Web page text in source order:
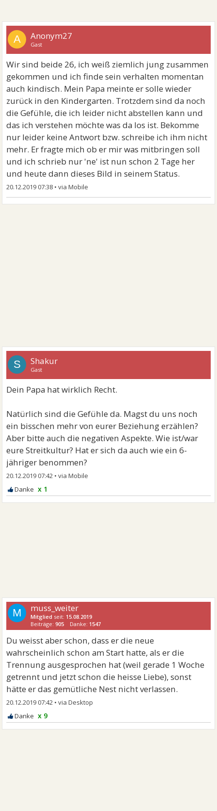
A Anonym27
Gast
Wir sind beide 26, ich weiß ziemlich jung zusammen
gekommen und ich finde sein verhalten momentan
auch kindisch. Mein Papa meinte er solle wieder
zurück in den Kindergarten. Trotzdem sind da noch
die Gefühle, die ich leider nicht abstellen kann und
das ich verstehen möchte was da los ist. Bekomme
nur leider keine Antwort bzw. schreibe ich ihm nicht
mehr. Er fragte mich ob er mir was mitbringen soll
und ich schrieb nur 'ne' ist nun schon 2 Tage her
und heute dann dieses Bild in seinem Status.
20.12.2019 07:38 •
S Shakur
Gast
Dein Papa hat wirklich Recht.
Natürlich sind die Gefühle da. Magst du uns noch
ein bisschen mehr von eurer Beziehung erzählen?
Aber bitte auch die negativen Aspekte. Wie ist/war
eure Streitkultur? Hat er sich da auch wie ein 6-
jähriger benommen?
20.12.2019 07:42 •
x 1
M muss_weiter
Mitglied seit: 15.08.2019
Beiträge:905 Danke: 1547
Du weisst aber schon, dass er die neue
wahrscheinlich schon am Start hatte, als er die
Trennung ausgesprochen hat (weil gerade 1 Woche
getrennt und jetzt schon die heisse Liebe), sonst
hätte er das gemütliche Nest nicht verlassen.
20.12.2019 07:42 •
x 9